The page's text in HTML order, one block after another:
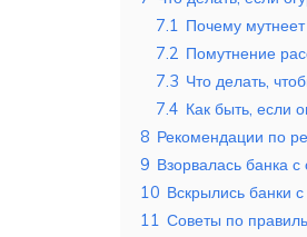
7.1 Почему
7.2 Помутнение
7.3 Что делать,
7.4 Как быть, если
8 Рекомендации по
9 Взорвалась банка
10 Вскрылись банки
11 Советы по